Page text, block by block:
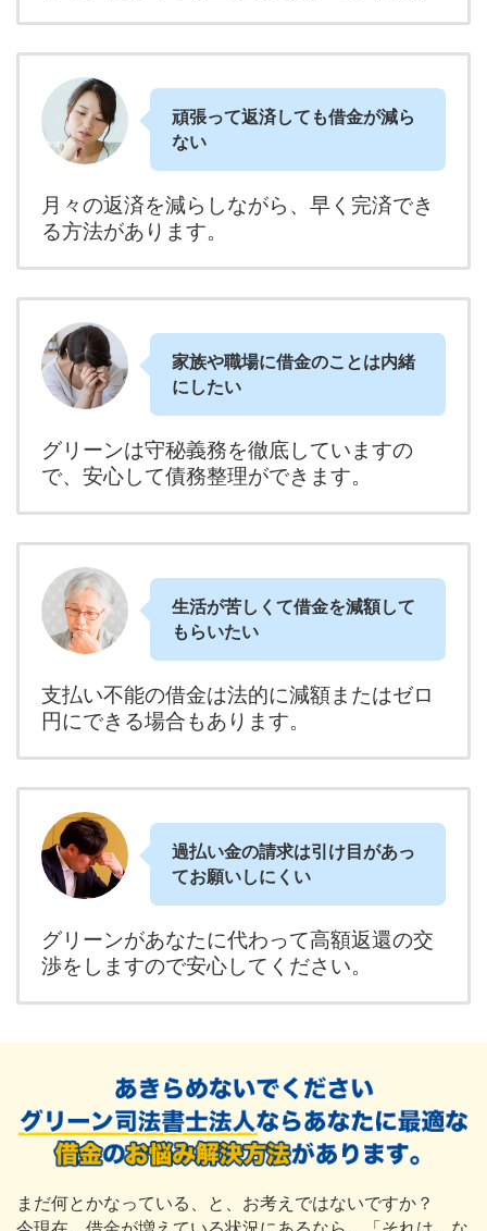
頑張って返済しても借金が減ら
ない
月々の返済を減らしながら、早く完済でき
る方法があります。
家族や職場に借金のことは内緒
にしたい
グリーンは守秘義務を徹底していますの
で、安心して債務整理ができます。
生活が苦しくて借金を減額して
もらいたい
支払い不能の借金は法的に減額またはゼロ
円にできる場合もあります。
過払い金の請求は引け目があっ
てお願いしにくい
グリーンがあなたに代わって高額返還の交
渉をしますので安心してください。
まだ何とかなっている、と、お考えではないですか？